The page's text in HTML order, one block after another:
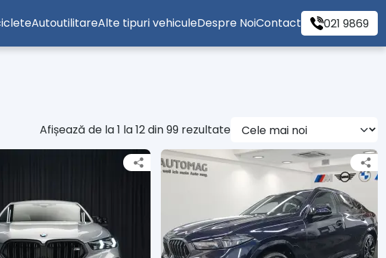
AutoutilitareAlte tipuri vehiculeDespre NoiContact 021 9869
Afișează de la 1 la 12 din 99 rezultate